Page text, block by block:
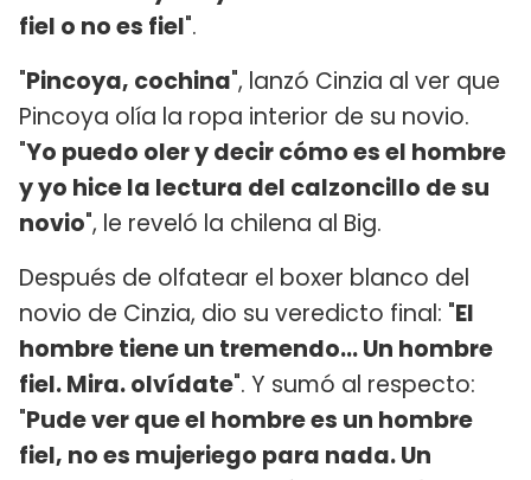
fiel o no es fiel".
"Pincoya, cochina", lanzó Cinzia al ver que
Pincoya olía la ropa interior de su novio.
"Yo puedo oler y decir cómo es el hombre
y yo hice la lectura del calzoncillo de su
novio", le reveló la chilena al Big.
Después de olfatear el boxer blanco del
novio de Cinzia, dio su veredicto final: "El
hombre tiene un tremendo... Un hombre
fiel. Mira. olvídate". Y sumó al respecto:
"Pude ver que el hombre es un hombre
fiel, no es mujeriego para nada. Un